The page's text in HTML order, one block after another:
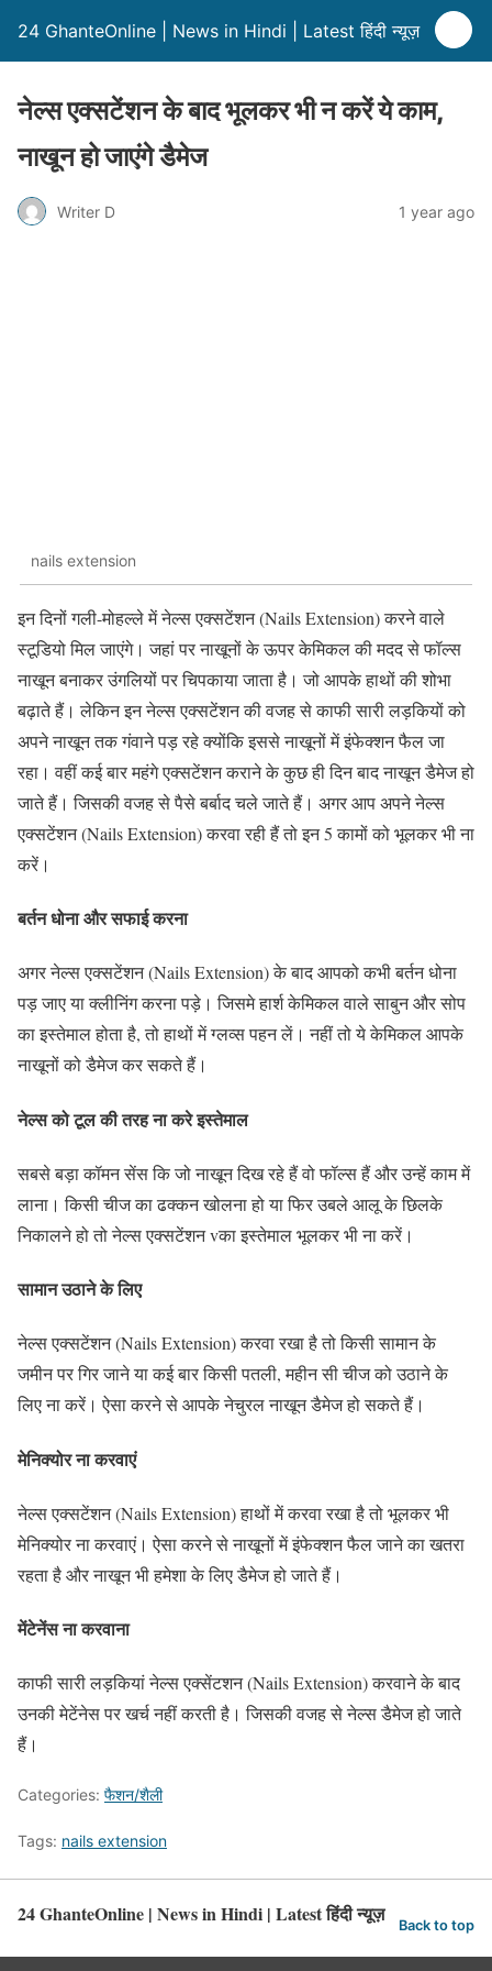
24 GhanteOnline | News in Hindi | Latest हिंदी न्यूज़
नेल्स एक्सटेंशन के बाद भूलकर भी न करें ये काम,
नाखून हो जाएंगे डैमेज
Writer D 1 year ago
nails extension
इन दिनों गली-मोहल्ले में नेल्स एक्सटेंशन (Nails Extension) करने वाले
स्टूडियो मिल जाएंगे। जहां पर नाखूनों के ऊपर केमिकल की मदद से फॉल्स
नाखून बनाकर उंगलियों पर चिपकाया जाता है। जो आपके हाथों की शोभा
बढ़ाते हैं। लेकिन इन नेल्स एक्सटेंशन की वजह से काफी सारी लड़कियों को
अपने नाखून तक गंवाने पड़ रहे क्योंकि इससे नाखूनों में इंफेक्शन फैल जा
रहा। वहीं कई बार महंगे एक्सटेंशन कराने के कुछ ही दिन बाद नाखून डैमेज हो
जाते हैं। जिसकी वजह से पैसे बर्बाद चले जाते हैं। अगर आप अपने नेल्स
एक्सटेंशन (Nails Extension) करवा रही हैं तो इन 5 कामों को भूलकर भी ना
करें।
बर्तन धोना और सफाई करना
अगर नेल्स एक्सटेंशन (Nails Extension) के बाद आपको कभी बर्तन धोना
पड़ जाए या क्लीनिंग करना पड़े। जिसमे हार्श केमिकल वाले साबुन और सोप
का इस्तेमाल होता है, तो हाथों में ग्लव्स पहन लें। नहीं तो ये केमिकल आपके
नाखूनों को डैमेज कर सकते हैं।
नेल्स को टूल की तरह ना करे इस्तेमाल
सबसे बड़ा कॉमन सेंस कि जो नाखून दिख रहे हैं वो फॉल्स हैं और उन्हें काम में
लाना। किसी चीज का ढक्कन खोलना हो या फिर उबले आलू के छिलके
निकालने हो तो नेल्स एक्सटेंशन vका इस्तेमाल भूलकर भी ना करें।
सामान उठाने के लिए
नेल्स एक्सटेंशन (Nails Extension) करवा रखा है तो किसी सामान के
जमीन पर गिर जाने या कई बार किसी पतली, महीन सी चीज को उठाने के
लिए ना करें। ऐसा करने से आपके नेचुरल नाखून डैमेज हो सकते हैं।
मेनिक्योर ना करवाएं
नेल्स एक्सटेंशन (Nails Extension) हाथों में करवा रखा है तो भूलकर भी
मेनिक्योर ना करवाएं। ऐसा करने से नाखूनों में इंफेक्शन फैल जाने का खतरा
रहता है और नाखून भी हमेशा के लिए डैमेज हो जाते हैं।
मेंटेनेंस ना करवाना
काफी सारी लड़कियां नेल्स एक्सेंटशन (Nails Extension) करवाने के बाद
उनकी मेटेंनेस पर खर्च नहीं करती है। जिसकी वजह से नेल्स डैमेज हो जाते
हैं।
Categories: फैशन/शैली
Tags: nails extension
24 GhanteOnline | News in Hindi | Latest हिंदी न्यूज़ Back to top